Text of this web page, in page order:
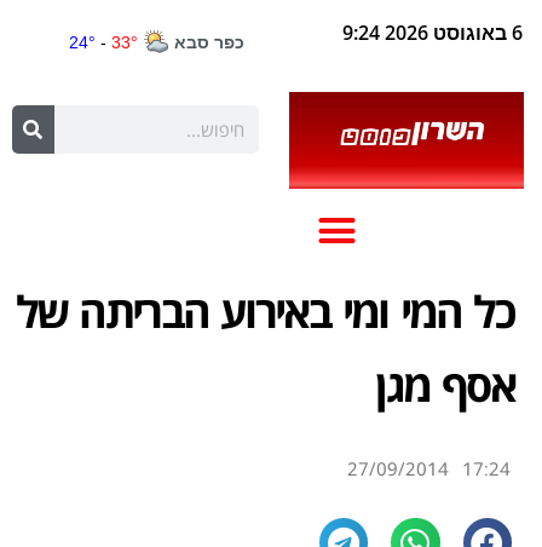
6 באוגוסט 2026 9:24
כל המי ומי באירוע הבריתה של
אסף מגן
17:24
27/09/2014